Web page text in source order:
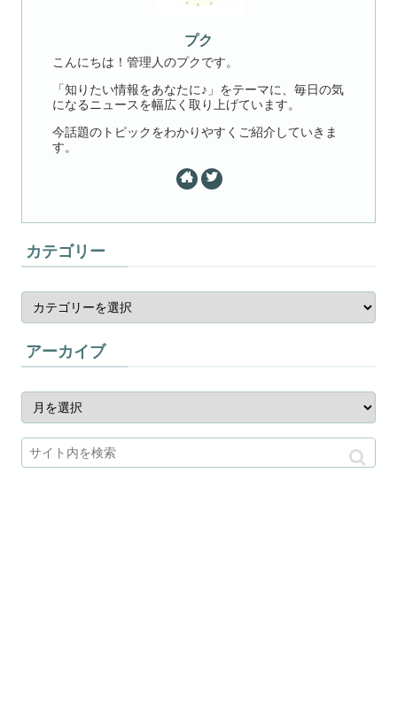
プク
こんにちは！管理人のプクです。
「知りたい情報をあなたに♪」をテーマに、毎日の気
になるニュースを幅広く取り上げています。
今話題のトピックをわかりやすくご紹介していきま
す。
カテゴリー
アーカイブ